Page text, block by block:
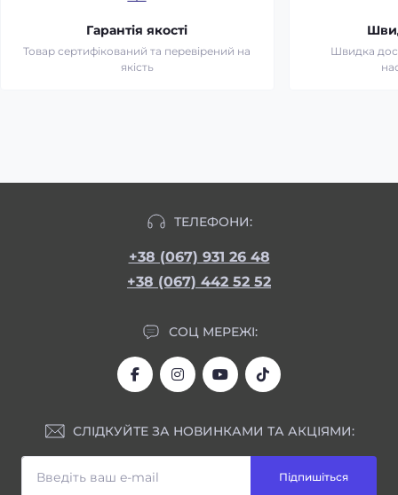
Гарантія якості
Товар сертифікований та перевірений на
якість
Швидка
ТЕЛЕФОНИ:
+38 (067) 931 26 48
+38 (067) 442 52 52
СОЦ МЕРЕЖІ:
СЛІДКУЙТЕ ЗА НОВИНКАМИ ТА АКЦІЯМИ:
Підпишіться